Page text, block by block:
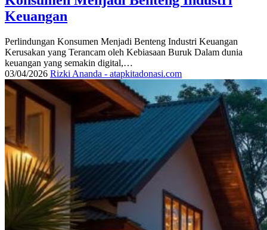
Keuangan
Perlindungan Konsumen Menjadi Benteng Industri Keuangan
Kerusakan yang Terancam oleh Kebiasaan Buruk Dalam dunia
keuangan yang semakin digital,…
03/04/2026 Rizki Ananda - atapkitadonasi.com